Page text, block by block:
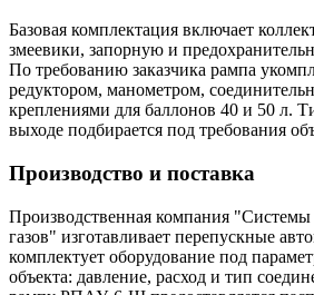
Базовая комплектация включает
змеевики, запорную и
По требованию заказчика рампа
редуктором, манометром,
креплениями для баллонов 40 и 50 л.
выходе подбирается под требования
Производство и поставка
Производственная компания "Системы
газов" изготавливает перепускные
комплектует оборудование под
объекта: давление, расход и тип